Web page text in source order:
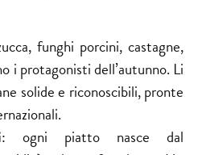
funghi porcini, castagne,
i protagonisti dell’autunno. Li
solide e riconoscibili, pronte
: ogni piatto nasce dal